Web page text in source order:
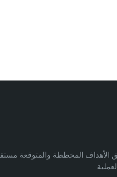
الأهداف المخططة والمتوقعة